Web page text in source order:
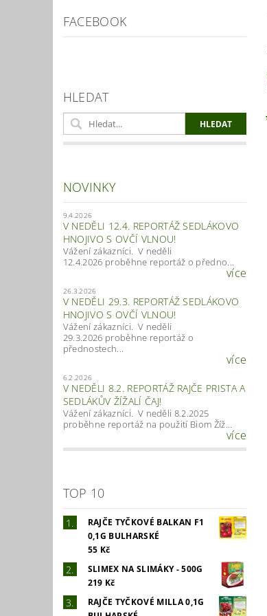
FACEBOOK
HLEDAT
NOVINKY
9.4.2026
V NEDĚLI 12.4. REPORTÁŽ SEDLÁKOVO
HNOJIVO S OVČÍ VLNOU!
Vážení zákazníci. V neděli
12.4.2026 proběhne reportáž o předno...
více
26.3.2026
V NEDĚLI 29.3. REPORTÁŽ SEDLÁKOVO
HNOJIVO S OVČÍ VLNOU!
Vážení zákazníci. V neděli
29.3.2026 proběhne reportáž o
přednostech...
více
6.2.2026
V NEDĚLI 8.2. REPORTÁŽ RAJČE PRISTA A
SEDLÁKŮV ŽÍŽALÍ ČAJ!
Vážení zákazníci. V neděli 8.2.2025
proběhne reportáž na použití Biom Žíž...
více
TOP 10
RAJČE TYČKOVÉ BALKAN F1
0,1G BULHARSKÉ
55 Kč
SLIMEX NA SLIMÁKY - 500G
219 Kč
RAJČE TYČKOVÉ MILLA 0,1G